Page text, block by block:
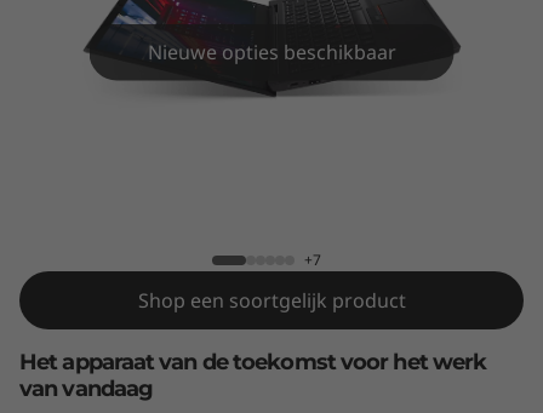
M
D
Nieuwe opties beschikbaar
+7
Shop een soortgelijk product
Het apparaat van de toekomst voor het werk
van vandaag